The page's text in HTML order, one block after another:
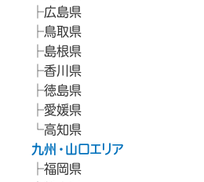
広島県
鳥取県
島根県
香川県
徳島県
愛媛県
高知県
九州・山口エリア
福岡県